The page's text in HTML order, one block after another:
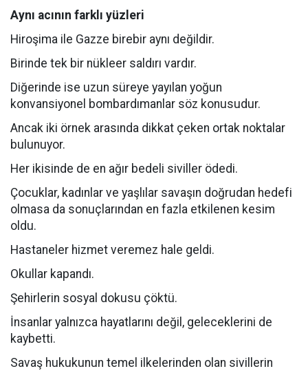
Aynı acının farklı yüzleri
Hiroşima ile Gazze birebir aynı değildir.
Birinde tek bir nükleer saldırı vardır.
Diğerinde ise uzun süreye yayılan yoğun
konvansiyonel bombardımanlar söz konusudur.
Ancak iki örnek arasında dikkat çeken ortak noktalar
bulunuyor.
Her ikisinde de en ağır bedeli siviller ödedi.
Çocuklar, kadınlar ve yaşlılar savaşın doğrudan hedefi
olmasa da sonuçlarından en fazla etkilenen kesim
oldu.
Hastaneler hizmet veremez hale geldi.
Okullar kapandı.
Şehirlerin sosyal dokusu çöktü.
İnsanlar yalnızca hayatlarını değil, geleceklerini de
kaybetti.
Savaş hukukunun temel ilkelerinden olan sivillerin